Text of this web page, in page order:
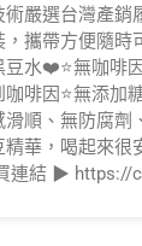
嚴選台灣產銷
攜帶方便隨時
豆水❤️⭐️無咖啡
啡因⭐️無添加
順、無防腐劑
華，喝起來很
連結 ▶ https://